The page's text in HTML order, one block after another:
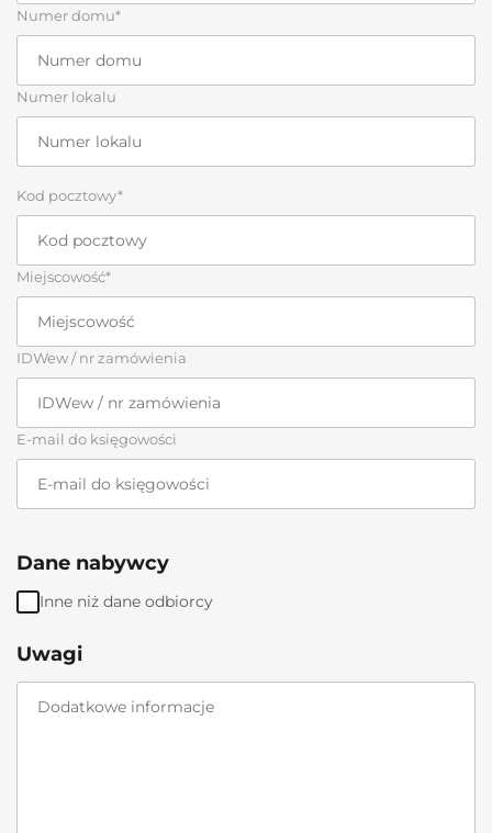
Numer domu*
Numer lokalu
Kod pocztowy*
Miejscowość*
IDWew / nr zamówienia
E-mail do księgowości
Dane nabywcy
Inne niż dane odbiorcy
Uwagi